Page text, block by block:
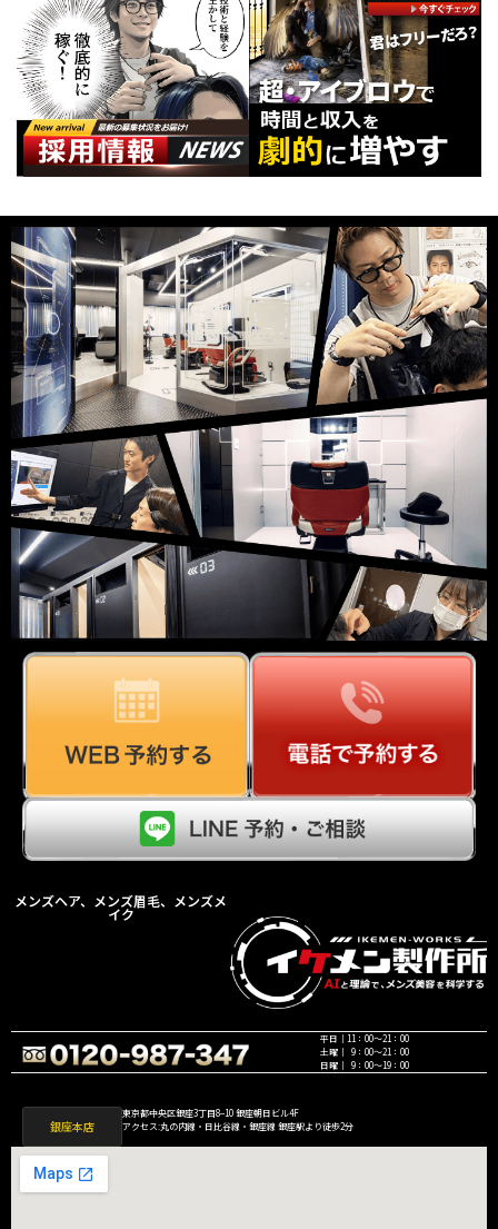
メンズヘア、メンズ眉毛、メンズメ
イク
平日｜11：00〜21：00
土曜｜ 9：00〜21：00
日曜｜ 9：00〜19：00
銀座本店
東京都中央区銀座3丁目8−10 銀座朝日ビル4F
アクセス:丸の内線・日比谷線・銀座線 銀座駅より徒歩2分